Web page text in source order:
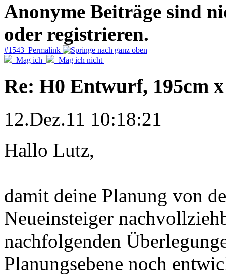
Anonyme Beiträge sind
oder registrieren.
#1543 Permalink
Mag ich
Mag ich nicht
Re: H0 Entwurf, 195cm
12.Dez.11 10:18:21
Hallo Lutz,
damit deine Planung von
Neueinsteiger
nachfolgenden
Planungsebene noch